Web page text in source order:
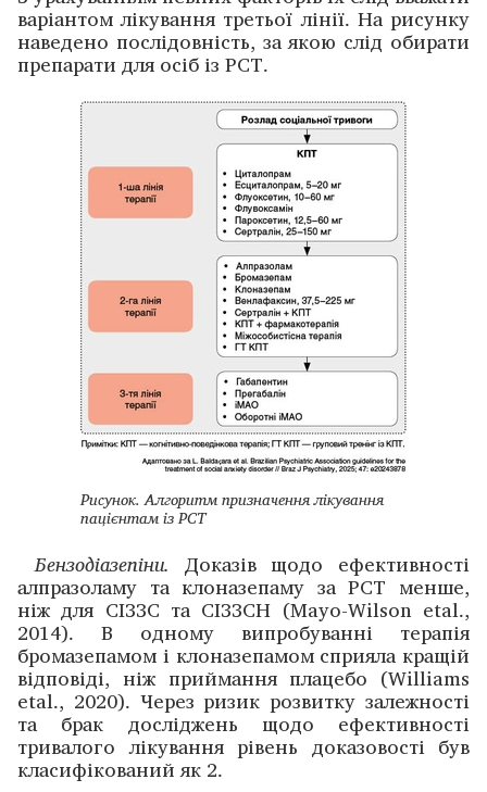
варіантом лікування третьої лінії. На рисунку
наведено послідовність, за якою слід обирати
препарати для осіб із РСТ.
Рисунок. Алгоритм призначення лікування
пацієнтам із РСТ
Бензодіазепіни. Доказів щодо ефективності
алпразоламу та клоназепаму за РСТ менше,
ніж для СІЗЗС та СІЗЗСН (Mayo-Wilson etal.,
2014). В одному випробуванні терапія
бромазепамом і клоназепамом сприяла кращій
відповіді, ніж приймання плацебо (Williams
etal., 2020). Через ризик розвитку залежності
та брак дослі­джень щодо ефективності
тривалого лікування рівень доказовості був
класифікований як 2.